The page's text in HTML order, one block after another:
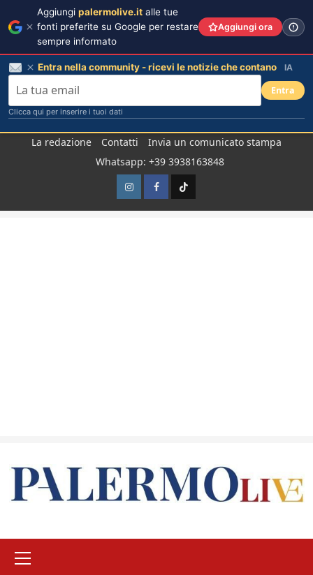
La redazione Contatti
Invia un comunicato stampa
Whatsapp: +39 3938163848
InstagramFacebook
TikTok
principale
Aggiungi palermolive.it alle tue
fonti preferite su Google per restare
sempre informato
Aggiungi ora
Entra nella community - ricevi le notizie che contano IA
Entra
Clicca qui per inserire i tuoi dati